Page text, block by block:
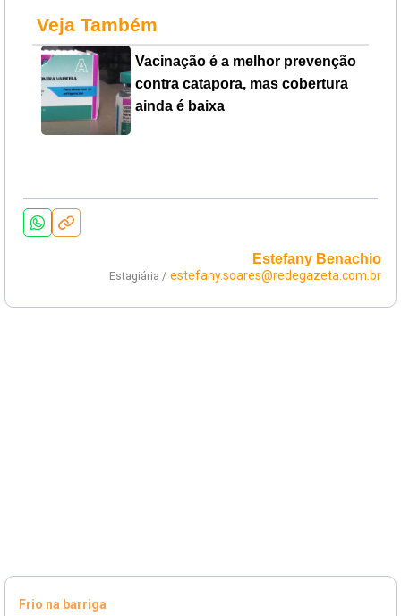
Veja Também
Vacinação é a melhor prevenção
contra catapora, mas cobertura
ainda é baixa
Estefany Benachio
Estagiária / estefany.soares@redegazeta.com.br
Frio na barriga